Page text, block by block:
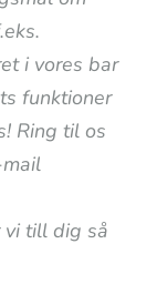
i vores bar
funktioner
Ring til os
vi till dig så